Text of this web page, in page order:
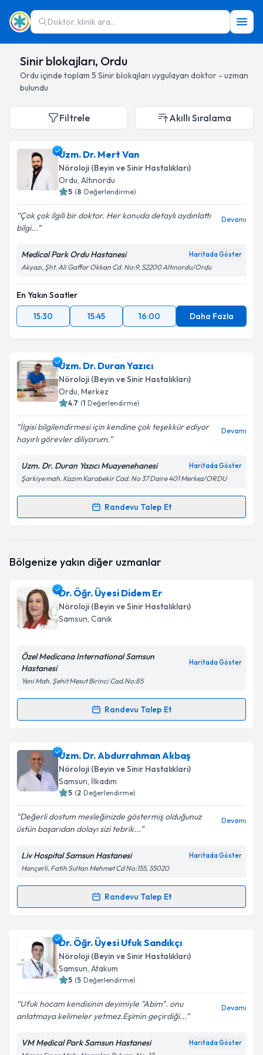
Doktor, klinik ara...
Sinir blokajları, Ordu
Ordu içinde toplam 5 Sinir blokajları uygulayan doktor - uzman
bulundu
Filtrele Akıllı Sıralama
Uzm. Dr. Mert Van
Nöroloji (Beyin ve Sinir Hastalıkları)
Ordu, Altınordu
5 (8 Değerlendirme)
Çok çok ilgili bir doktor. Her konuda detaylı aydınlattı
bilgi...
Devamı
Medical Park Ordu Hastanesi Haritada Göster
Akyazı, Şht. Ali Gaffar Okkan Cd. No:9, 52200 Altınordu/Ordu
En Yakın Saatler
15:30
15:45 16:00 Daha Fazla
Uzm. Dr. Duran Yazıcı
Nöroloji (Beyin ve Sinir Hastalıkları)
Ordu, Merkez
4.7 (1 Değerlendirme)
İlgisi bilgilendirmesi için kendine çok teşekkür ediyor
hayırlı görevler diliyorum.
Devamı
Uzm. Dr. Duran Yazıcı Muayenehanesi Haritada Göster
Şarkiye mah. Kazım Karabekir Cad. No 37 Daire 401 Merkez/ORDU
Randevu Talep Et
Randevu Takvimi Talebi
oluşturun. Size bu uzmandan randevu almanız için bir
E-posta Adresiniz
Kişisel verilerimin işlenmesine ilişkin
Aydınlatma
Metni
kapsamda işlenmesini kabul ediyorum.
Takvim Talebini Gönder
Bölgenize yakın diğer uzmanlar
Dr. Öğr. Üyesi Didem Er
Nöroloji (Beyin ve Sinir Hastalıkları)
Samsun, Canik
Özel Medicana International Samsun
Hastanesi
Haritada Göster
Yeni Mah. Şehit Mesut Birinci Cad.No:85
Randevu Talep Et
Randevu Takvimi Talebi
Dr. Öğr. Üyesi Didem Eriçin randevu takvimi talebi
oluşturun. Size bu uzmandan randevu almanız için bir
takvim hazırlandığında e-posta ile bilgilendireceğiz.
Kişisel verilerimin işlenmesine ilişkin
Aydınlatma
Metni'ni okudum ve kişisel verilerimin belirtilen
kapsamda işlenmesini kabul ediyorum.
Uzm. Dr. Abdurrahman Akbaş
Nöroloji (Beyin ve Sinir Hastalıkları)
Samsun, İlkadım
5 (2 Değerlendirme)
Değerli dostum mesleğinizde göstermiş olduğunuz
üstün başarıdan dolayı sizi tebrik...
Devamı
Liv Hospital Samsun Hastanesi Haritada Göster
Hançerli, Fatih Sultan Mehmet Cd No:155, 55020
Randevu Talep Et
Randevu Takvimi Talebi
Uzm. Dr. Abdurrahman Akbaşiçin randevu takvimi
talebi oluşturun. Size bu uzmandan randevu almanız
için bir takvim hazırlandığında e-posta ile
bilgilendireceğiz.
E-posta Adresiniz
Dr. Öğr. Üyesi Ufuk Sandıkçı
Nöroloji (Beyin ve Sinir Hastalıkları)
Samsun, Atakum
5 (5 Değerlendirme)
Ufuk hocam kendisinin deyimiyle "Abim". onu
anlatmaya kelimeler yetmez.Eşimin geçirdiği...
Devamı
VM Medical Park Samsun Hastanesi Haritada Göster